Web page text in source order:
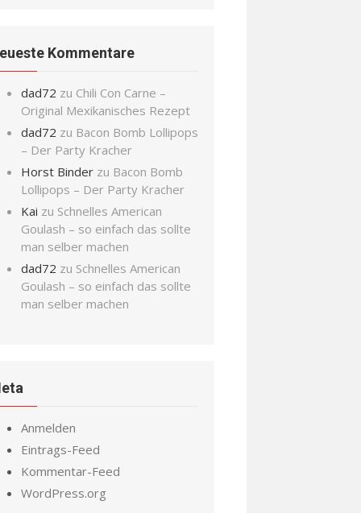
Kommentare
dad72 zu Chili Con Carne –
Original Mexikanisches Rezept
dad72 zu Bacon Bomb Lollipops
– Der Party Kracher
Horst Binder zu Bacon Bomb
Lollipops – Der Party Kracher
Kai zu Schnelles American
Goulash – so einfach das sollte
man selber machen
dad72 zu Schnelles American
Goulash – so einfach das sollte
man selber machen
Anmelden
Eintrags-Feed
Kommentar-Feed
WordPress.org